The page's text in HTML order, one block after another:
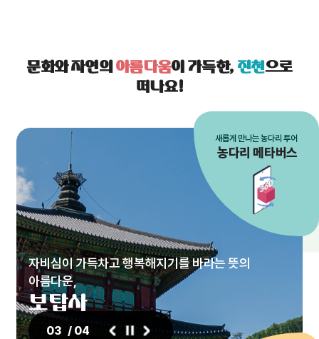
문화와 자연의 아름다움이 가득한, 진천으로
떠나요!
초평호 미르309 출렁다리
진천 농다리
자비심이 가득차고 행복해지기를 바라는 뜻의
아름다운,
보탑사
초평 하늘다리
03 / 04
새롭게 만나는 농다리 투어
농다리 메타버스